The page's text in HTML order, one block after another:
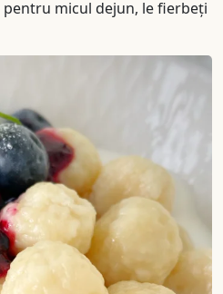
micul dejun, le fierbeți